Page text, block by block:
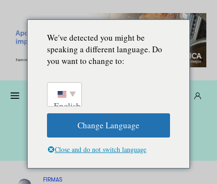
FIRMAS
We've detected you might be
speaking a different language. Do
you want to change to:
English
Change Language
Close and do not switch language